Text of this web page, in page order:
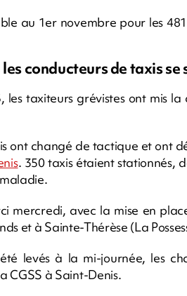
au 1er novembre pour les
conducteurs de taxis se
taxiteurs grévistes ont mis
ont changé de tactique et ont
. 350 taxis étaient stationnés,
mercredi, avec la mise en
et à Sainte-Thérèse (La
levés à la mi-journée, les
CGSS à Saint-Denis.